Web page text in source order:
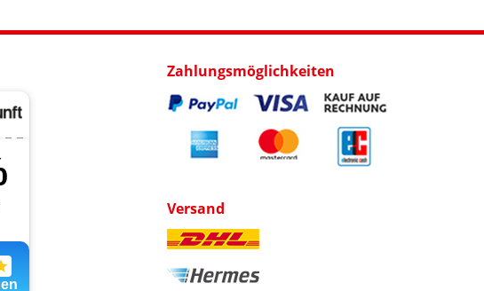
Zahlungsmöglichkeiten
Versand